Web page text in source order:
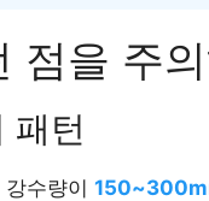
점을 주
패턴
수량이